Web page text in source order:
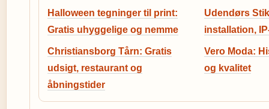
Halloween tegninger til print:
Gratis uhyggelige og nemme
Udendørs
installation,
Christiansborg Tårn: Gratis
udsigt, restaurant og
åbningstider
Vero Moda:
og kvalitet